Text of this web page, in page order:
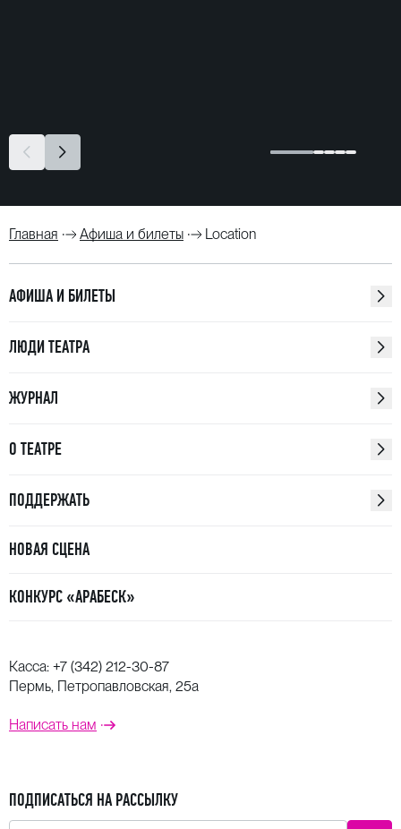
Главная Афиша и билеты Location
АФИША И БИЛЕТЫ
ЛЮДИ ТЕАТРА
ЖУРНАЛ
О ТЕАТРЕ
ПОДДЕРЖАТЬ
НОВАЯ СЦЕНА
КОНКУРС «АРАБЕСК»
Касса: +7 (342) 212-30-87
Пермь, Петропавловская, 25а
Написать нам
ПОДПИСАТЬСЯ НА РАССЫЛКУ